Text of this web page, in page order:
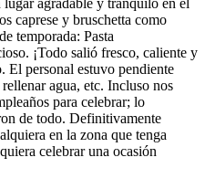
caprese y bruschetta como
temporada: Pasta
¡Todo salió fresco, caliente y
personal estuvo pendiente
agua, etc. Incluso nos
para celebrar; lo
de todo. Definitivamente
en la zona que tenga
celebrar una ocasión